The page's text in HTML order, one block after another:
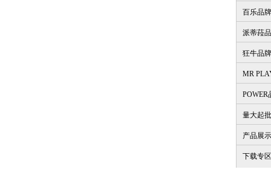
百乐品牌
派蒂菈
狂牛品牌
MR
POWER
量大起批
产品展
下载专区